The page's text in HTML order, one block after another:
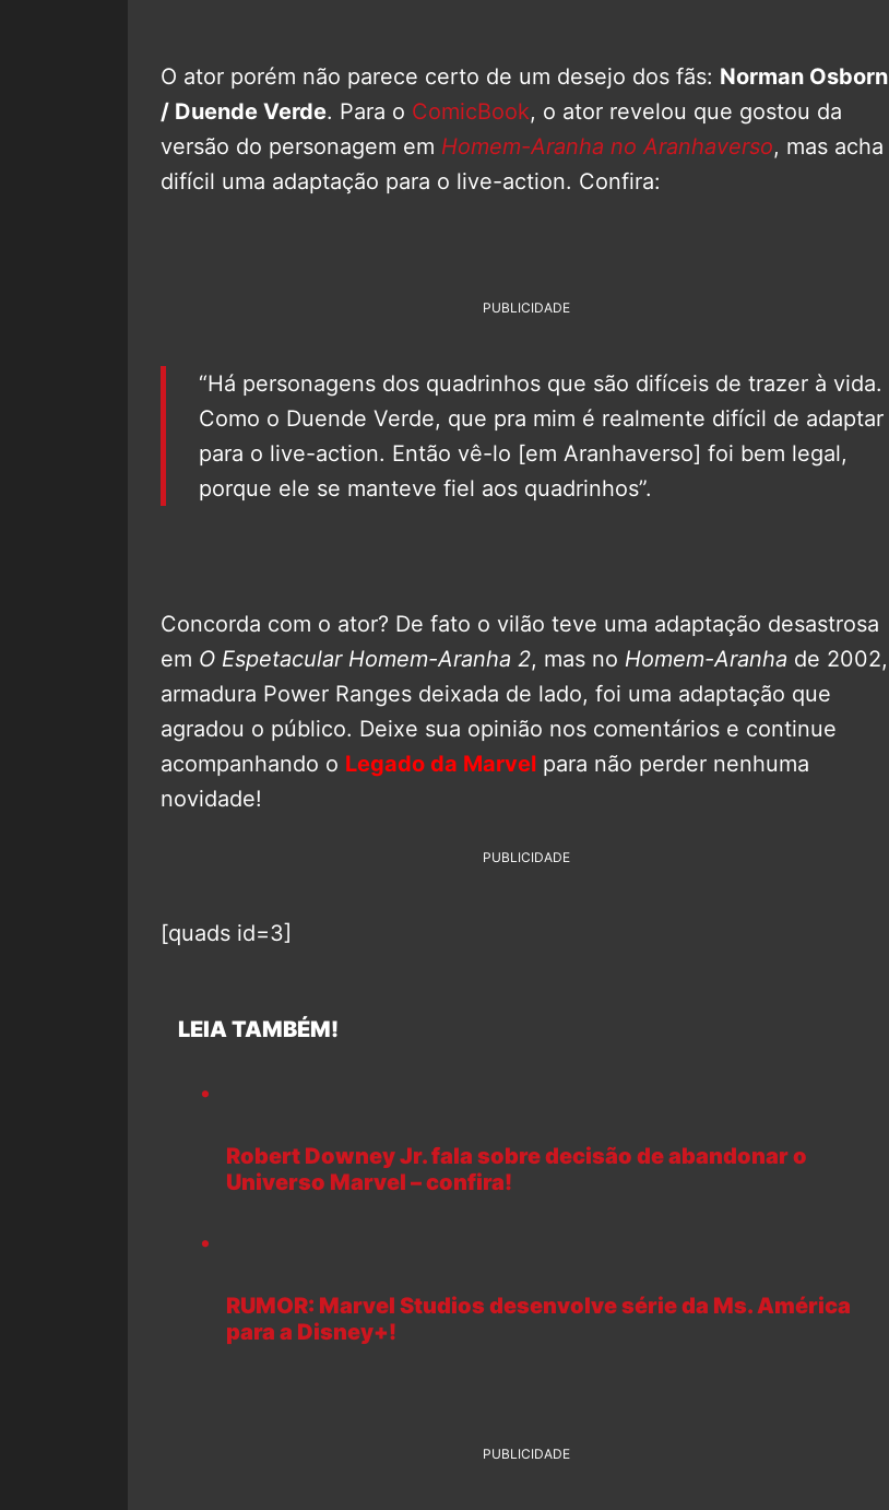
O ator porém não parece certo de um desejo dos fãs: Norman Osborn
/ Duende Verde. Para o ComicBook, o ator revelou que gostou da
versão do personagem em Homem-Aranha no Aranhaverso, mas acha
difícil uma adaptação para o live-action. Confira:
PUBLICIDADE
“Há personagens dos quadrinhos que são difíceis de trazer à vida.
Como o Duende Verde, que pra mim é realmente difícil de adaptar
para o live-action. Então vê-lo [em Aranhaverso] foi bem legal,
porque ele se manteve fiel aos quadrinhos”.
Concorda com o ator? De fato o vilão teve uma adaptação desastrosa
em O Espetacular Homem-Aranha 2, mas no Homem-Aranha de 2002,
armadura Power Ranges deixada de lado, foi uma adaptação que
agradou o público. Deixe sua opinião nos comentários e continue
acompanhando o Legado da Marvel para não perder nenhuma
novidade!
PUBLICIDADE
[quads id=3]
LEIA TAMBÉM!
Robert Downey Jr. fala sobre decisão de abandonar o
Universo Marvel – confira!
RUMOR: Marvel Studios desenvolve série da Ms. América
para a Disney+!
PUBLICIDADE